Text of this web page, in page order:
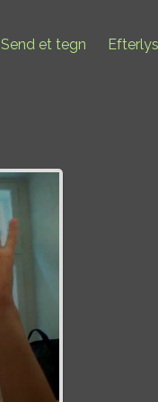
Send et tegn